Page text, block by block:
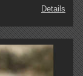
Details